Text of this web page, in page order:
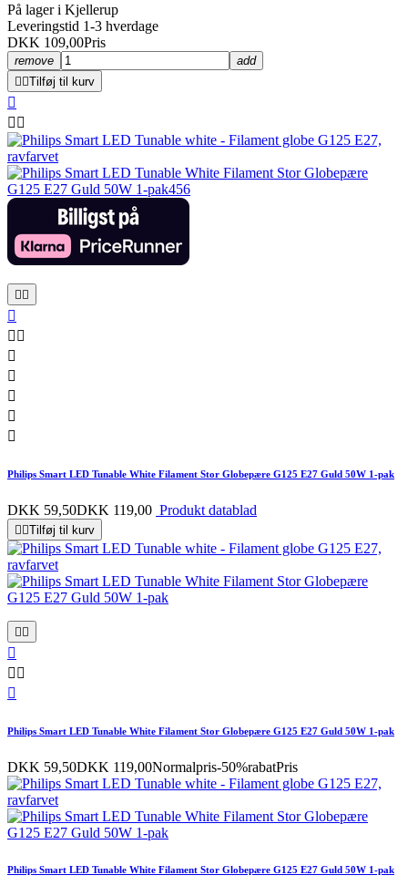
På lager i Kjellerup
Leveringstid 1-3 hverdage
DKK 109,00Pris
remove
add
 Tilføj til kurv

 
 

 





Philips Smart LED Tunable White Filament Stor Globepære G125 E27 Guld 50W 1-pak
DKK 59,50DKK 119,00 Produkt datablad
 Tilføj til kurv
 

 

Philips Smart LED Tunable White Filament Stor Globepære G125 E27 Guld 50W 1-pak
DKK 59,50DKK 119,00Normalpris-50%rabatPris
Philips Smart LED Tunable White Filament Stor Globepære G125 E27 Guld 50W 1-pak